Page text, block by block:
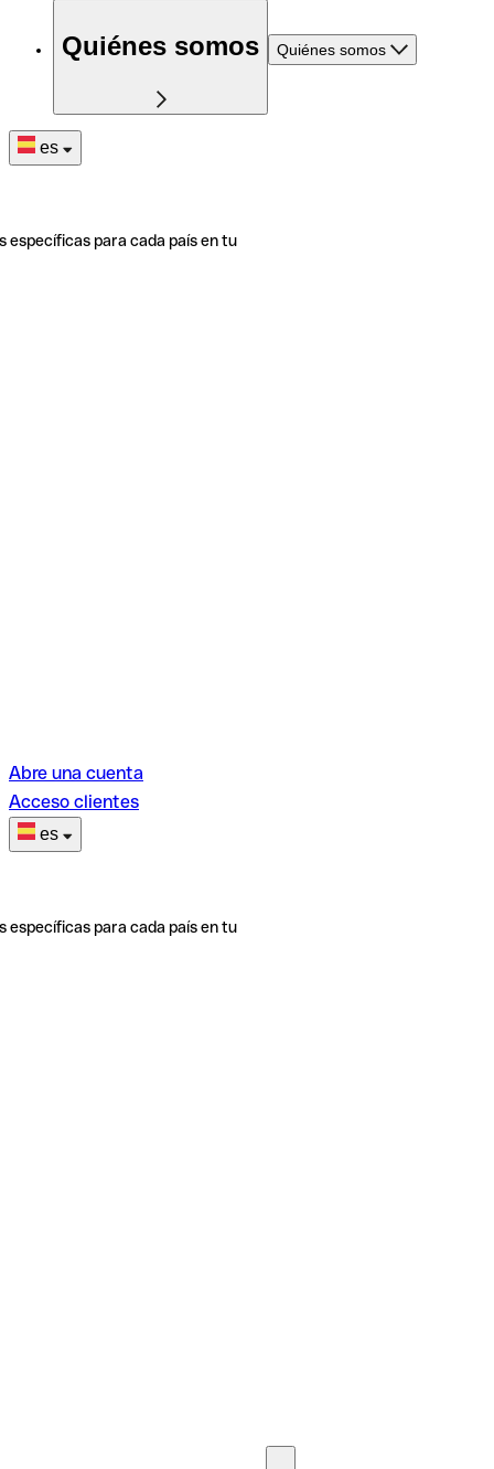
Quiénes somos Quiénes somos
es
específicas para cada país en tu
Abre una cuenta
Acceso clientes
es
específicas para cada país en tu